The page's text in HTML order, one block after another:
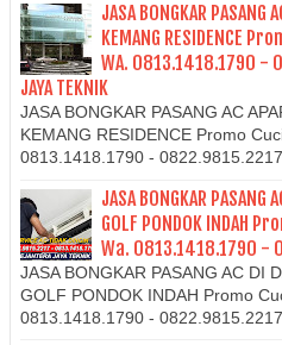
JASA BONGKAR PASANG
KEMANG RESIDENCE
WA. 0813.1418.1790 -
JAYA TEKNIK
JASA BONGKAR PASANG AC
KEMANG RESIDENCE Promo
0813.1418.1790 -
JASA BONGKAR PASANG
GOLF PONDOK INDAH
Wa. 0813.1418.1790 -
JASA BONGKAR PASANG AC DI
GOLF PONDOK INDAH Promo
0813.1418.1790 -